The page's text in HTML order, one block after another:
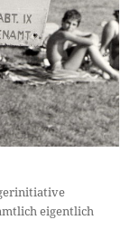
eigentlich